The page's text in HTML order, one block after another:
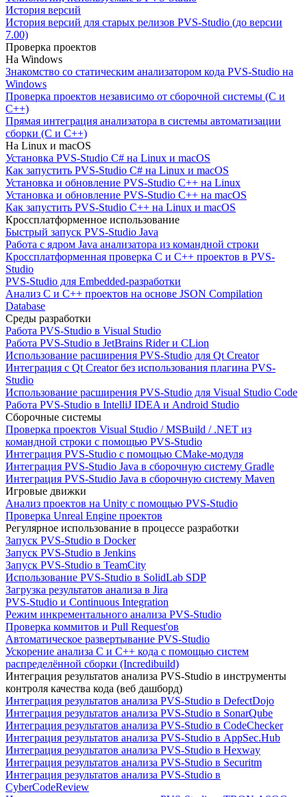
История версий
История версий для старых релизов PVS-Studio (до версии
7.00)
Проверка проектов
На Windows
Знакомство со статическим анализатором кода PVS-Studio на
Windows
Проверка проектов независимо от сборочной системы (C и
C++)
Прямая интеграция анализатора в системы автоматизации
сборки (C и C++)
На Linux и macOS
Установка PVS-Studio C# на Linux и macOS
Как запустить PVS-Studio C# на Linux и macOS
Установка и обновление PVS-Studio C++ на Linux
Установка и обновление PVS-Studio C++ на macOS
Как запустить PVS-Studio C++ на Linux и macOS
Кроссплатформенное использование
Быстрый запуск PVS-Studio Java
Работа с ядром Java анализатора из командной строки
Кроссплатформенная проверка C и C++ проектов в PVS-
Studio
PVS-Studio для Embedded-разработки
Анализ C и C++ проектов на основе JSON Compilation
Database
Среды разработки
Работа PVS-Studio в Visual Studio
Работа PVS-Studio в JetBrains Rider и CLion
Использование расширения PVS-Studio для Qt Creator
Интеграция с Qt Creator без использования плагина PVS-
Studio
Использование расширения PVS-Studio для Visual Studio Code
Работа PVS-Studio в IntelliJ IDEA и Android Studio
Сборочные системы
Проверка проектов Visual Studio / MSBuild / .NET из
командной строки с помощью PVS-Studio
Интеграция PVS-Studio с помощью CMake-модуля
Интеграция PVS-Studio Java в сборочную систему Gradle
Интеграция PVS-Studio Java в сборочную систему Maven
Игровые движки
Анализ проектов на Unity с помощью PVS-Studio
Проверка Unreal Engine проектов
Регулярное использование в процессе разработки
Запуск PVS-Studio в Docker
Запуск PVS-Studio в Jenkins
Запуск PVS-Studio в TeamCity
Использование PVS-Studio в SolidLab SDP
Загрузка результатов анализа в Jira
PVS-Studio и Continuous Integration
Режим инкрементального анализа PVS-Studio
Проверка коммитов и Pull Request'ов
Автоматическое развертывание PVS-Studio
Ускорение анализа C и C++ кода с помощью систем
распределённой сборки (Incredibuild)
Интеграция результатов анализа PVS-Studio в инструменты
контроля качества кода (веб дашборд)
Интеграция результатов анализа PVS-Studio в DefectDojo
Интеграция результатов анализа PVS-Studio в SonarQube
Интеграция результатов анализа PVS-Studio в CodeChecker
Интеграция результатов анализа PVS-Studio в AppSec.Hub
Интеграция результатов анализа PVS-Studio в Hexway
Интеграция результатов анализа PVS-Studio в Securitm
Интеграция результатов анализа PVS-Studio в
CyberCodeReview